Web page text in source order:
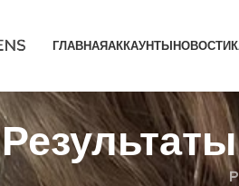
ГЛАВНАЯАККАУНТЫНОВОСТИ